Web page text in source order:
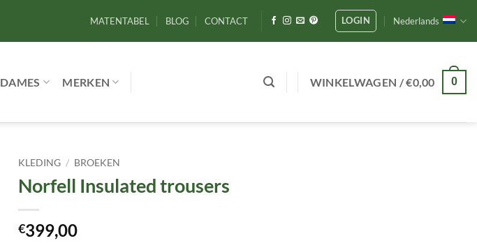
MATENTABEL BLOG CONTACT LOGIN Nederlands
DAMES MERKEN WINKELWAGEN /€0,00 0
KLEDING / BROEKEN
Norfell Insulated trousers
€399,00